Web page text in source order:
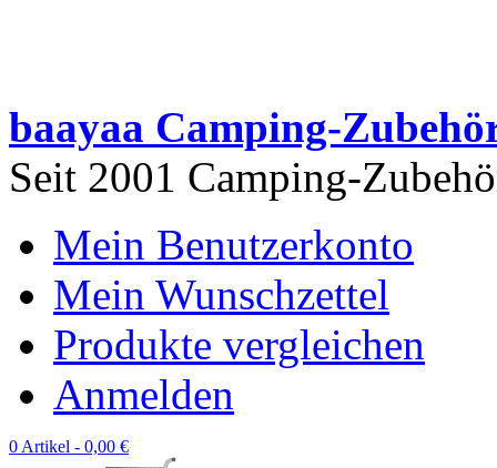
baayaa Camping-
Seit 2001 Camping-
Mein Benutzerkonto
Mein Wunschzettel
Produkte vergleichen
Anmelden
0 Artikel - 0,00 €